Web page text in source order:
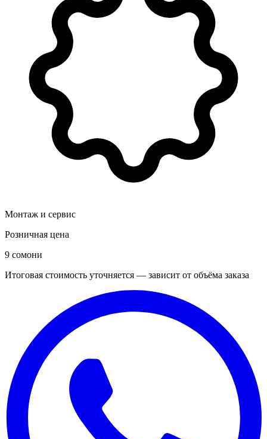
Монтаж и сервис
Розничная цена
9 сомони
Итоговая стоимость уточняется — зависит от объёма заказа